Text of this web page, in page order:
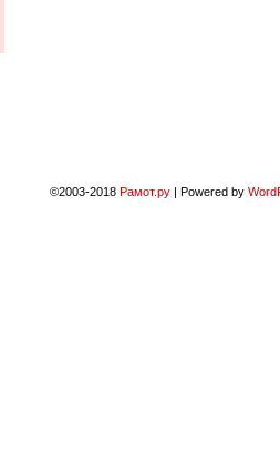
©2003-2018 Рамот.ру | Powered by